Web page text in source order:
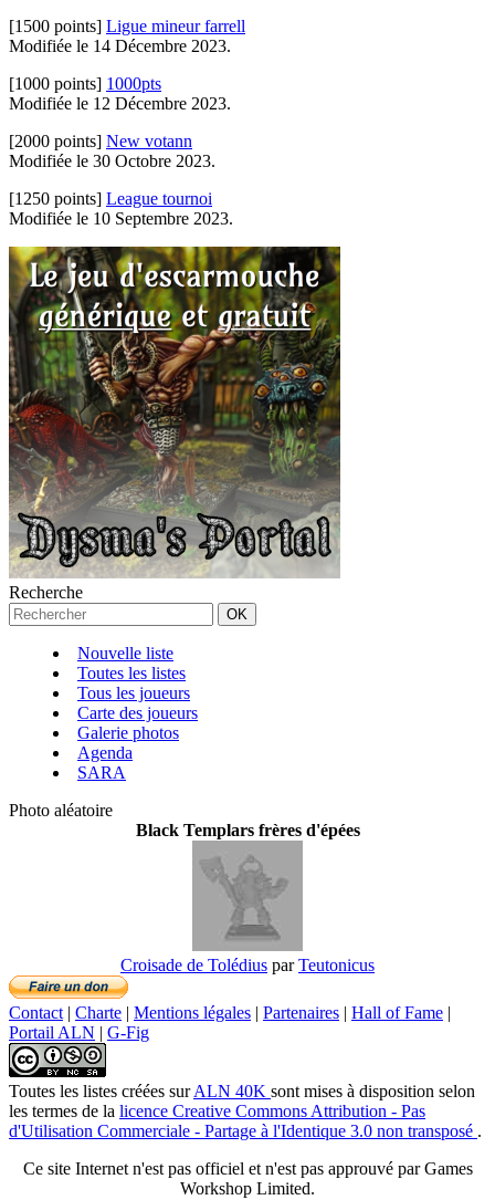
[1500 points] Ligue mineur farrell
Modifiée le 14 Décembre 2023.
[1000 points] 1000pts
Modifiée le 12 Décembre 2023.
[2000 points] New votann
Modifiée le 30 Octobre 2023.
[1250 points] League tournoi
Modifiée le 10 Septembre 2023.
Recherche
Nouvelle liste
Toutes les listes
Tous les joueurs
Carte des joueurs
Galerie photos
Agenda
SARA
Photo aléatoire
Black Templars frères d'épées
Croisade de Tolédius parTeutonicus
Contact | Charte | Mentions légales | Partenaires | Hall of Fame |
Portail ALN | G-Fig
Toutes les listes créées surALN 40K sont mises à disposition selon
les termes de la licence Creative Commons Attribution - Pas
d'Utilisation Commerciale - Partage à l'Identique 3.0 non transposé .
Ce site Internet n'est pas officiel et n'est pas approuvé par Games
Workshop Limited.